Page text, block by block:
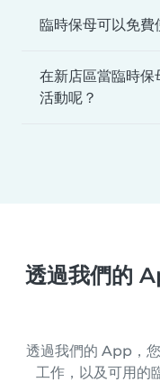
臨時保母可以免
在新店區當臨時保
活動呢？
透過我們的
透過我們的 App，
工作，以及可用的